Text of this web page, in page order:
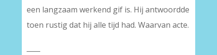
een langzaam werkend gif is. Hij antwoordde
toen rustig dat hij alle tijd had. Waarvan acte.